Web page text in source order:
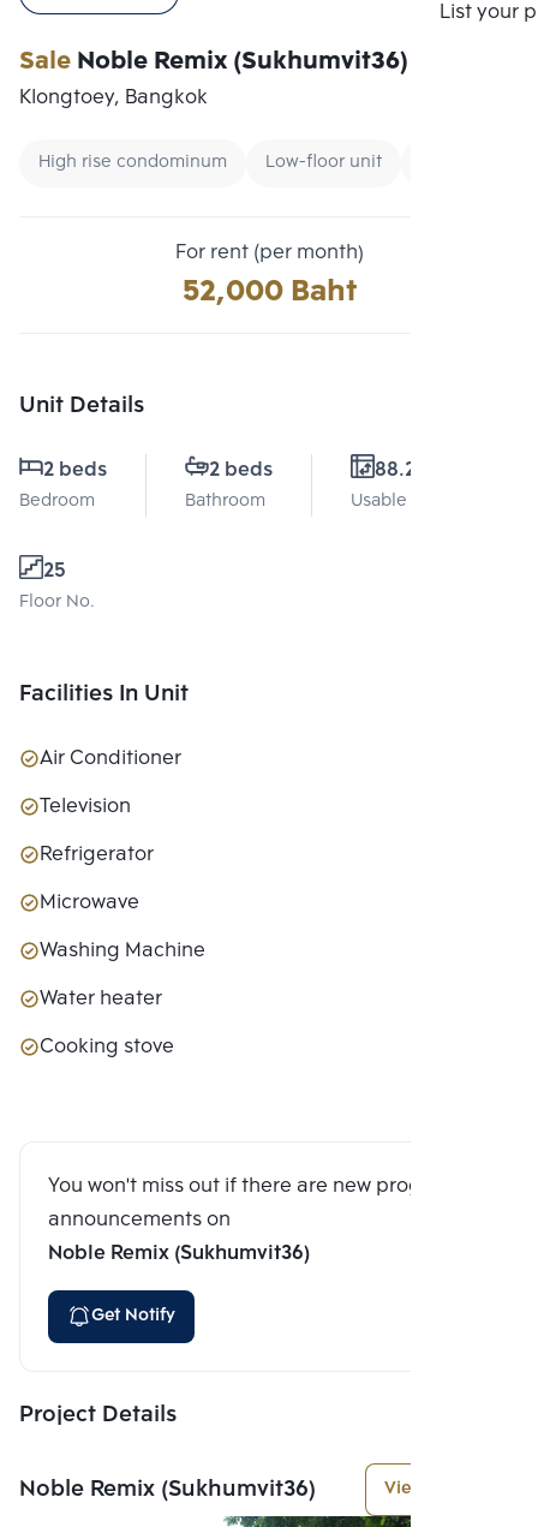
List your
SaleNoble Remix (Sukhumvit36)
Klongtoey, Bangkok
High rise condominum Low-floor unit
For rent (per month)
52,000 Baht
Unit Details
2 beds
Bedroom
2 beds
Bathroom
88.21 Sq.m.
Usable area
25
Floor No.
Facilities In Unit
Air Conditioner
Television
Refrigerator
Microwave
Washing Machine
Water heater
Cooking stove
You won't miss out if there are new program
announcements on
Noble Remix (Sukhumvit36)
Get Notify
Project Details
Noble Remix (Sukhumvit36) View More